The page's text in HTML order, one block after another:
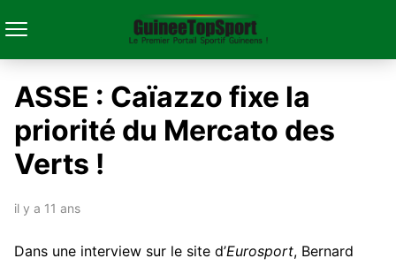
ASSE : Caïazzo fixe la
priorité du Mercato des
Verts !
il y a 11 ans
Dans une interview sur le site d’Eurosport, Bernard